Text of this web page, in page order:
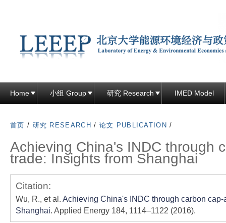
到
页
主
要
部
Home 小组 Group 研究 Research IMED Model
首页 / 研究 RESEARCH / 论文 PUBLICATION /
Achieving China's INDC through
trade: Insights from Shanghai
Citation:
Wu, R., et al. Achieving China's INDC through carbon cap-
Shanghai. Applied Energy 184, 1114–1122 (2016).